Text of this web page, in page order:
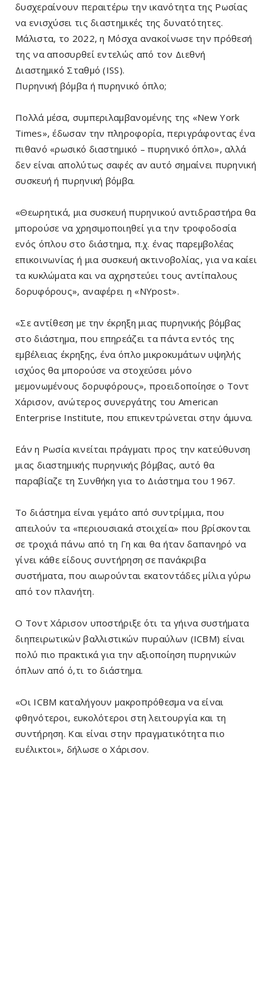
δυσχεραίνουν περαιτέρω την ικανότητα της Ρωσίας
να ενισχύσει τις διαστημικές της δυνατότητες.
Μάλιστα, το 2022, η Μόσχα ανακοίνωσε την πρόθεσή
της να αποσυρθεί εντελώς από τον Διεθνή
Διαστημικό Σταθμό (ISS).
Πυρηνική βόμβα ή πυρηνικό όπλο;
Πολλά μέσα, συμπεριλαμβανομένης της «New York
Times», έδωσαν την πληροφορία, περιγράφοντας ένα
πιθανό «ρωσικό διαστημικό – πυρηνικό όπλο», αλλά
δεν είναι απολύτως σαφές αν αυτό σημαίνει πυρηνική
συσκευή ή πυρηνική βόμβα.
«Θεωρητικά, μια συσκευή πυρηνικού αντιδραστήρα θα
μπορούσε να χρησιμοποιηθεί για την τροφοδοσία
ενός όπλου στο διάστημα, π.χ. ένας παρεμβολέας
επικοινωνίας ή μια συσκευή ακτινοβολίας, για να καίει
τα κυκλώματα και να αχρηστεύει τους αντίπαλους
δορυφόρους», αναφέρει η «ΝΥpost».
«Σε αντίθεση με την έκρηξη μιας πυρηνικής βόμβας
στο διάστημα, που επηρεάζει τα πάντα εντός της
εμβέλειας έκρηξης, ένα όπλο μικροκυμάτων υψηλής
ισχύος θα μπορούσε να στοχεύσει μόνο
μεμονωμένους δορυφόρους», προειδοποίησε ο Τοντ
Χάρισον, ανώτερος συνεργάτης του American
Enterprise Institute, που επικεντρώνεται στην άμυνα.
Εάν η Ρωσία κινείται πράγματι προς την κατεύθυνση
μιας διαστημικής πυρηνικής βόμβας, αυτό θα
παραβίαζε τη Συνθήκη για το Διάστημα του 1967.
Το διάστημα είναι γεμάτο από συντρίμμια, που
απειλούν τα «περιουσιακά στοιχεία» που βρίσκονται
σε τροχιά πάνω από τη Γη και θα ήταν δαπανηρό να
γίνει κάθε είδους συντήρηση σε πανάκριβα
συστήματα, που αιωρούνται εκατοντάδες μίλια γύρω
από τον πλανήτη.
Ο Τοντ Χάρισον υποστήριξε ότι τα γήινα συστήματα
διηπειρωτικών βαλλιστικών πυραύλων (ICBM) είναι
πολύ πιο πρακτικά για την αξιοποίηση πυρηνικών
όπλων από ό,τι το διάστημα.
«Οι ICBM καταλήγουν μακροπρόθεσμα να είναι
φθηνότεροι, ευκολότεροι στη λειτουργία και τη
συντήρηση. Και είναι στην πραγματικότητα πιο
ευέλικτοι», δήλωσε ο Χάρισον.